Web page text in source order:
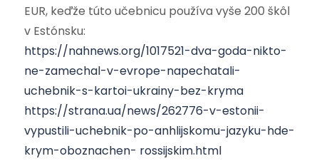
EUR, keďže túto učebnicu používa vyše 200 škôl
v Estónsku:
https://nahnews.org/1017521-dva-goda-nikto-
ne-zamechal-v-evrope-napechatali-
uchebnik-s-kartoi-ukrainy-bez-kryma
https://strana.ua/news/262776-v-estonii-
vypustili-uchebnik-po-anhlijskomu-jazyku-hde-
krym-oboznachen- rossijskim.html